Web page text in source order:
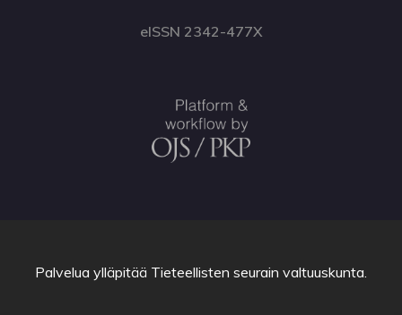
eISSN 2342-477X
Palvelua ylläpitää Tieteellisten seurain valtuuskunta.